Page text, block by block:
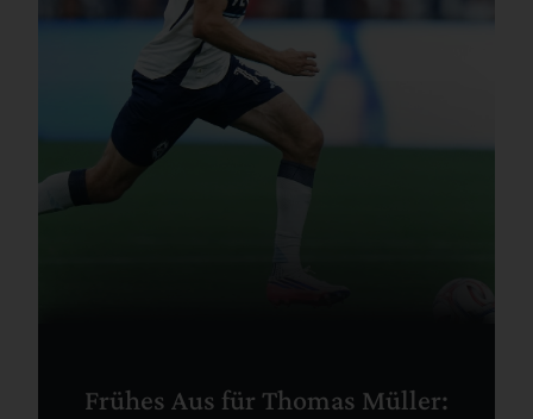
Frühes Aus für Thomas Müller: